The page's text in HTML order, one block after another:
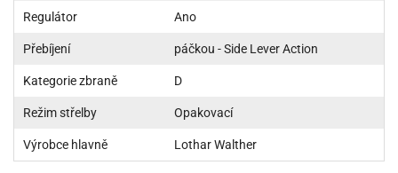
Regulátor Ano
Přebíjení páčkou - Side Lever Action
Kategorie zbraně D
Režim střelby Opakovací
Výrobce hlavně Lothar Walther